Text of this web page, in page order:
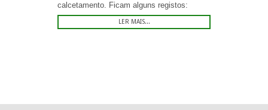
calcetamento. Ficam alguns registos:
LER MAIS...